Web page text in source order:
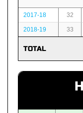
2017-18 32
2018-19 33
TOTAL